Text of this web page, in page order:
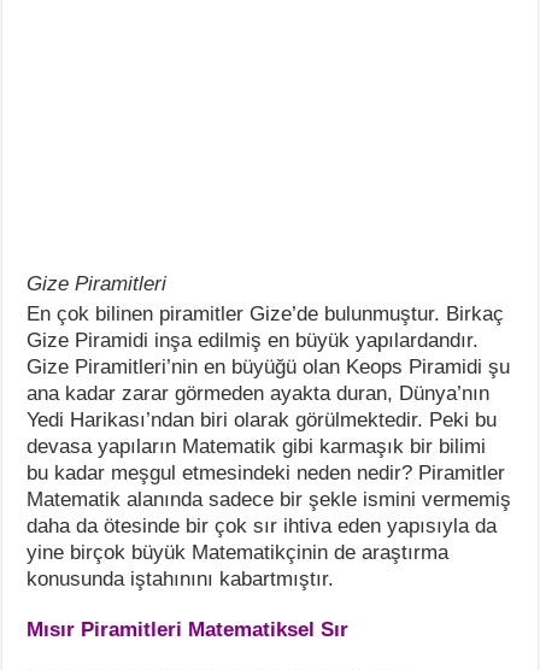
Gize Piramitleri
En çok bilinen piramitler Gize’de bulunmuştur. Birkaç
Gize Piramidi inşa edilmiş en büyük yapılardandır.
Gize Piramitleri’nin en büyüğü olan Keops Piramidi şu
ana kadar zarar görmeden ayakta duran, Dünya’nın
Yedi Harikası’ndan biri olarak görülmektedir. Peki bu
devasa yapıların Matematik gibi karmaşık bir bilimi
bu kadar meşgul etmesindeki neden nedir? Piramitler
Matematik alanında sadece bir şekle ismini vermemiş
daha da ötesinde bir çok sır ihtiva eden yapısıyla da
yine birçok büyük Matematikçinin de araştırma
konusunda iştahınını kabartmıştır.
Mısır Piramitleri Matematiksel Sır